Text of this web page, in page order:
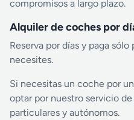
compromisos a largo plazo.
Alquiler de coches por
Reserva por días y paga
necesites.
Si necesitas un coche por
optar por nuestro servicio de
particulares y autónomos.